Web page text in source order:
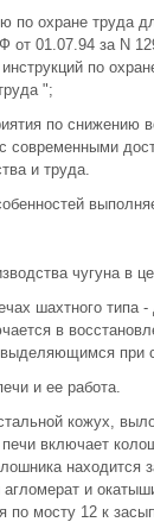
по охране труда
от 01.07.94 за N
по
";
по снижению
современными
и труда.
чугуна в
шахтного типа
в
при
и ее работа.
кожух,
печи включает
находится
и
по мосту 12 к